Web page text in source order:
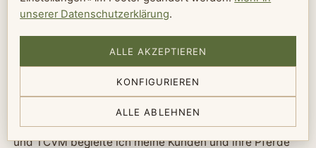
aufgebaut habe.
Meine Hauptarbeit ist es, für jeden Kunden das richtige
Pferd zu finden — bei genau diesen Züchtern,
persönlich vor Ort. Daneben züchte ich selbst in
kleinem Rahmen PRE undCDE(Lusitano
Kreuzungen) und gebe gelegentlich eigene Pferde ab.
AlsTierheilpraktikerinmit SchwerpunktPhytotherapie
und TCVM begleite ich meine Kunden und ihre Pferde
unserer Datenschutzerklärung.
ALLE ABLEHNEN
KONFIGURIEREN
ALLE AKZEPTIEREN